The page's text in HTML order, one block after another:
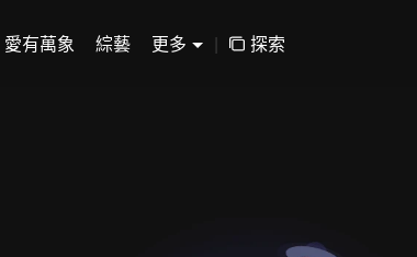
愛有萬象 綜藝 更多 | 探索